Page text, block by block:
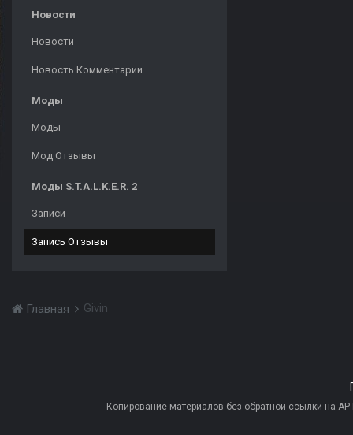
Новости
Новости
Новость Комментарии
Моды
Моды
Мод Отзывы
Моды S.T.A.L.K.E.R. 2
Записи
Запись Отзывы
Главная Givin
Копирование материалов без обратной ссылки на